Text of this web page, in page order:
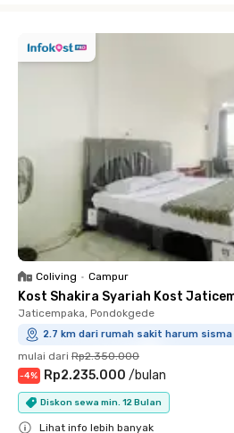
Coliving • Campur
Kost Shakira Syariah Kost
Jaticempaka, Pondokgede
2.7 km dari rumah sakit harum
mulai dari Rp2.350.000
-4% Rp2.235.000 /bulan
Diskon sewa min. 12 Bulan
Lihat info lebih banyak